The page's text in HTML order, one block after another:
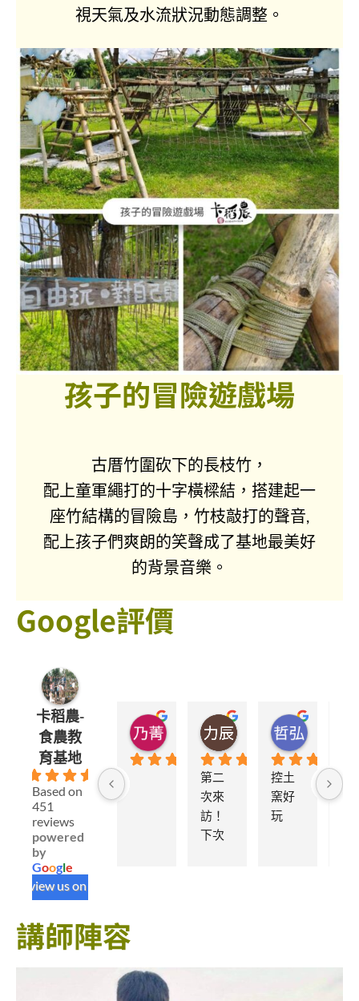
視天氣及水流狀況動態調整。
孩子的冒險遊戲場
古厝竹圍砍下的長枝竹，
配上童軍繩打的十字橫樑結，搭建起一
座竹結構的冒險島，竹枝敲打的聲音,
配上孩子們爽朗的笑聲成了基地最美好
的背景音樂。
Google評價
卡稻農-
食農教
育基地
Based on
451
reviews
powered
by
Google
review us on
郭乃菁 廖力辰
第二
次來
訪！
下次
控土
窯好
玩
講師陣容